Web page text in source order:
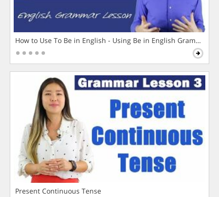
How to Use To Be in English - Using Be in English Grammar
Present Continuous Tense